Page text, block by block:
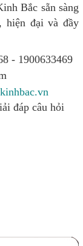
Bắc sẵn sàng
hiện đại và đầy
- 1900633469
đáp câu hỏi